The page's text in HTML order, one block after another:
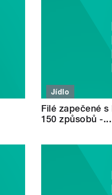
Jídlo
Filé zapečené
150 způsobů -...